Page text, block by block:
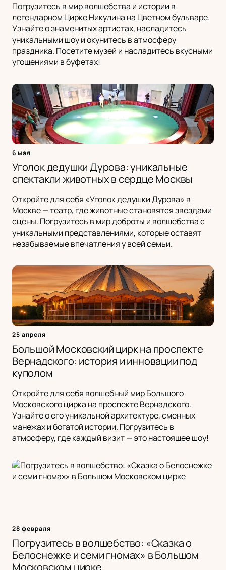
Погрузитесь в мир волшебства и истории в
легендарном Цирке Никулина на Цветном бульваре.
Узнайте о знаменитых артистах, насладитесь
уникальными шоу и окунитесь в атмосферу
праздника. Посетите музей и насладитесь вкусными
угощениями в буфетах!
6 мая
Уголок дедушки Дурова: уникальные
спектакли животных в сердце Москвы
Откройте для себя «Уголок дедушки Дурова» в
Москве — театр, где животные становятся звездами
сцены. Погрузитесь в мир доброты и волшебства с
уникальными представлениями, которые оставят
незабываемые впечатления у всей семьи.
25 апреля
Большой Московский цирк на проспекте
Вернадского: история и инновации под
куполом
Откройте для себя волшебный мир Большого
Московского цирка на проспекте Вернадского.
Узнайте о его уникальной архитектуре, сменных
манежах и богатой истории. Погрузитесь в
атмосферу, где каждый визит — это настоящее шоу!
28 февраля
Погрузитесь в волшебство: «Сказка о
Белоснежке и семи гномах» в Большом